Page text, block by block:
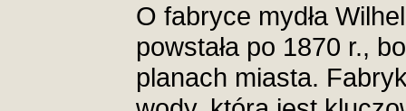
O fabryce mydła
powstała po 1870 r.,
planach miasta.